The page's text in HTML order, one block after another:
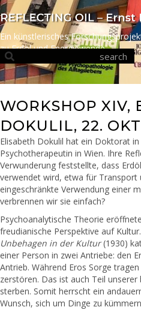
Ein künstlerisches
zu Erdöl und Energiewende
WORKSHOP XIV,
DOKULIL, 22.
Elisabeth Dokulil hat ein Doktorat
Psychotherapeutin in Wien. Ihre
Verwunderung feststellte, dass
verwendet wird, etwa für Transport
eingeschränkte Verwendung einer
verbrennen wir sie einfach?
Psychoanalytische Theorie
freudianische Perspektive auf
Unbehagen in der Kultur(1930)
einer Person in zwei Antriebe: den
Antrieb. Während Eros Sorge
zerstören. Das ist auch Teil
sterben. Somit herrscht ein
Wunsch, sich um Dinge zu